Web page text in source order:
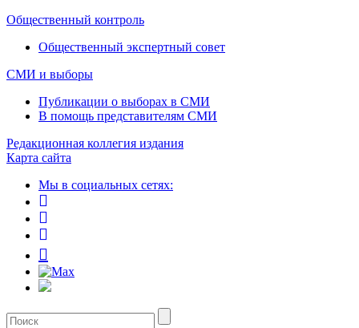
Общественный контроль
Общественный экспертный совет
СМИ и выборы
Публикации о выборах в СМИ
В помощь представителям СМИ
Редакционная коллегия издания
Карта сайта
Мы в социальных сетях: